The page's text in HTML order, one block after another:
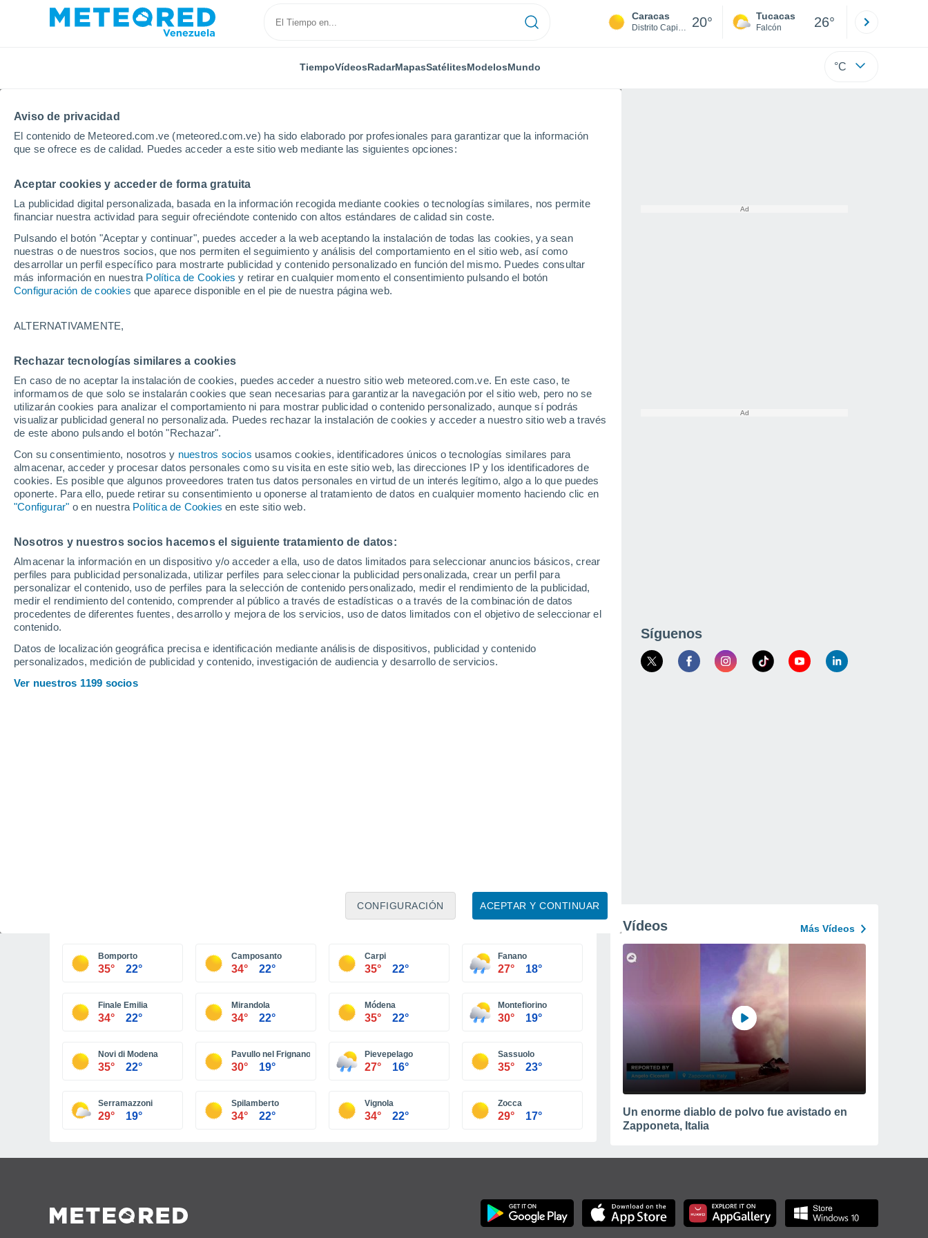
Aviso de privacidad
El contenido de Meteored.com.ve (meteored.com.ve) ha sido elaborado por profesionales para garantizar que la información
que se ofrece es de calidad. Puedes acceder a este sitio web mediante las siguientes opciones:
Aceptar cookies y acceder de forma gratuita
La publicidad digital personalizada, basada en la información recogida mediante cookies o tecnologías similares, nos permite
financiar nuestra actividad para seguir ofreciéndote contenido con altos estándares de calidad sin coste.
Pulsando el botón "Aceptar y continuar", puedes acceder a la web aceptando la instalación de todas las cookies, ya sean
nuestras o de nuestros socios, que nos permiten el seguimiento y análisis del comportamiento en el sitio web, así como
desarrollar un perfil específico para mostrarte publicidad y contenido personalizado en función del mismo. Puedes consultar
más información en nuestra Política de Cookies y retirar en cualquier momento el consentimiento pulsando el botón
Configuración de cookies que aparece disponible en el pie de nuestra página web.
ALTERNATIVAMENTE,
Rechazar tecnologías similares a cookies
En caso de no aceptar la instalación de cookies, puedes acceder a nuestro sitio web meteored.com.ve. En este caso, te
informamos de que solo se instalarán cookies que sean necesarias para garantizar la navegación por el sitio web, pero no se
utilizarán cookies para analizar el comportamiento ni para mostrar publicidad o contenido personalizado, aunque sí podrás
visualizar publicidad general no personalizada. Puedes rechazar la instalación de cookies y acceder a nuestro sitio web a través
de este abono pulsando el botón "Rechazar".
Con su consentimiento, nosotros y nuestros socios usamos cookies, identificadores únicos o tecnologías similares para
almacenar, acceder y procesar datos personales como su visita en este sitio web, las direcciones IP y los identificadores de
cookies. Es posible que algunos proveedores traten tus datos personales en virtud de un interés legítimo, algo a lo que puedes
oponerte. Para ello, puede retirar su consentimiento u oponerse al tratamiento de datos en cualquier momento haciendo clic en
"Configurar" o en nuestra Política de Cookies en este sitio web.
Nosotros y nuestros socios hacemos el siguiente tratamiento de datos:
Almacenar la información en un dispositivo y/o acceder a ella, uso de datos limitados para seleccionar anuncios básicos, crear
perfiles para publicidad personalizada, utilizar perfiles para seleccionar la publicidad personalizada, crear un perfil para
personalizar el contenido, uso de perfiles para la selección de contenido personalizado, medir el rendimiento de la publicidad,
medir el rendimiento del contenido, comprender al público a través de estadísticas o a través de la combinación de datos
procedentes de diferentes fuentes, desarrollo y mejora de los servicios, uso de datos limitados con el objetivo de seleccionar el
contenido.
Datos de localización geográfica precisa e identificación mediante análisis de dispositivos, publicidad y contenido
personalizados, medición de publicidad y contenido, investigación de audiencia y desarrollo de servicios.
Ver nuestros 1199 socios
ACEPTAR Y CONTINUAR
CONFIGURACIÓN
Caracas
Distrito Capital 20° Tucacas
Falcón 26°
TiempoVídeosRadarMapasSatélitesModelosMundo °C
Inicio Italia Provincia de Módena
Tiempo en la Provincia de Módena
Hoy, 9 agosto Todo el día Símbolo
34°
22°
34°
22°
Mirandola
22°
Módena
35°
22°
Novi di
Modena
30°
19°
Pavullo nel
Frignano
35°
23°
Sassuolo
Serramazzoni
34°
29°
17°
Zocca
27°
30°
19°
Montefiorino
Síguenos
Bomporto
35° 22°
Camposanto
34° 22°
Carpi
35° 22°
Fanano
27° 18°
Finale Emilia
34° 22°
Mirandola
34° 22°
Módena
35° 22°
Montefiorino
30° 19°
Novi di Modena
35° 22°
Pavullo nel Frignano
30° 19°
Pievepelago
27° 16°
Sassuolo
35° 23°
Serramazzoni
29° 19°
Spilamberto
34° 22°
Vignola
34° 22°
Zocca
29° 17°
Vídeos Más Vídeos
Un enorme diablo de polvo fue avistado en
Zapponeta, Italia